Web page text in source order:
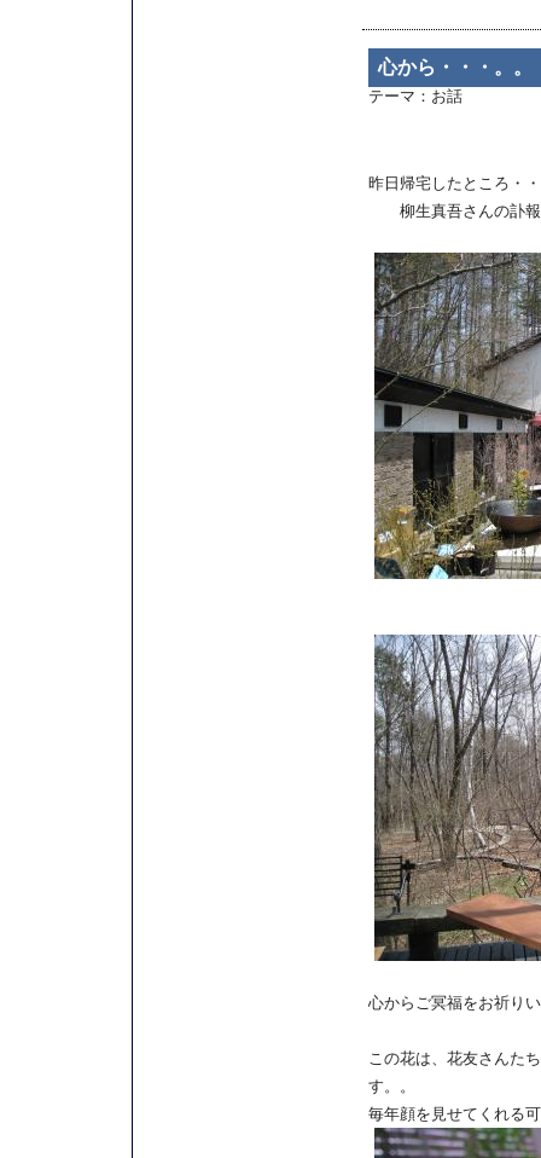
心から・・・。。
テーマ： お話
昨日帰宅したところ・
柳生真吾さんの訃報
心からご冥福をお祈り
この花は、花友さんた
す。。
毎年顔を見せてくれる